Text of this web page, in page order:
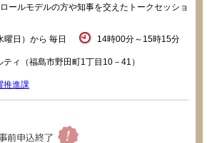
ールモデルの方や知事を交えたトークセッショ
日）から 毎日 14時00分～15時15分
ィ（福島市野田町1丁目10－41）
推進課